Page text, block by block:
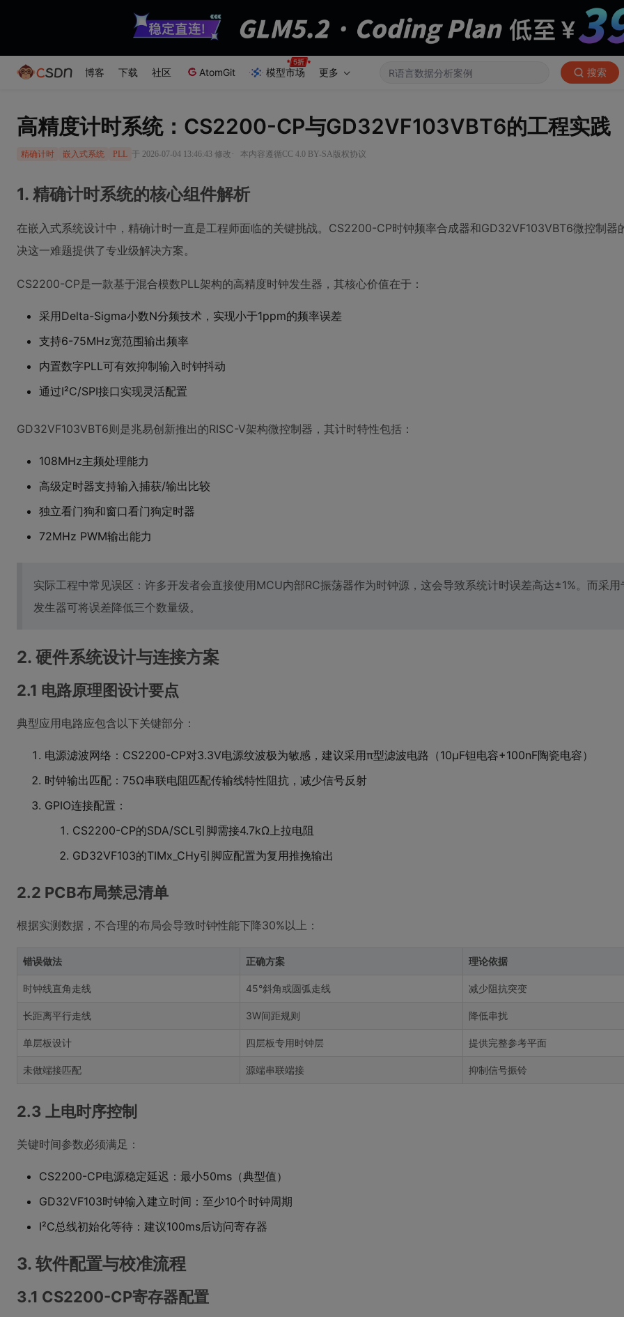
博客 下载 社区 AtomGit 模型市场 更多 搜索
高精度计时系统：CS2200-CP与GD32VF103VBT6的工程实践
精确计时 嵌入式系统 PLL 于 2026-07-04 13:46:43 修改 · 本内容遵循CC 4.0 BY-SA版权协议
1. 精确计时系统的核心组件解析
在嵌入式系统设计中，精确计时一直是工程师面临的关键挑战。CS2200-CP时钟频率合成器和GD32VF103VBT6微控制器
决这一难题提供了专业级解决方案。
CS2200-CP是一款基于混合模数PLL架构的高精度时钟发生器，其核心价值在于：
采用Delta-Sigma小数N分频技术，实现小于1ppm的频率误差
支持6-75MHz宽范围输出频率
内置数字PLL可有效抑制输入时钟抖动
通过I²C/SPI接口实现灵活配置
GD32VF103VBT6则是兆易创新推出的RISC-V架构微控制器，其计时特性包括：
108MHz主频处理能力
高级定时器支持输入捕获/输出比较
独立看门狗和窗口看门狗定时器
72MHz PWM输出能力
实际工程中常见误区：许多开发者会直接使用MCU内部RC振荡器作为时钟源，这会导致系统计时误差高达±1%。而采用
发生器可将误差降低三个数量级。
2. 硬件系统设计与连接方案
2.1 电路原理图设计要点
典型应用电路应包含以下关键部分：
电源滤波网络：CS2200-CP对3.3V电源纹波极为敏感，建议采用π型滤波电路（10μF钽电容+100nF陶瓷电容）
时钟输出匹配：75Ω串联电阻匹配传输线特性阻抗，减少信号反射
GPIO连接配置：
CS2200-CP的SDA/SCL引脚需接4.7kΩ上拉电阻
GD32VF103的TIMx_CHy引脚应配置为复用推挽输出
2.2 PCB布局禁忌清单
根据实测数据，不合理的布局会导致时钟性能下降30%以上：
错误做法 正确方案 理论依据
时钟线直角走线 45°斜角或圆弧走线 减少阻抗突变
长距离平行走线 3W间距规则 降低串扰
单层板设计 四层板专用时钟层 提供完整参考平面
未做端接匹配 源端串联端接 抑制信号振铃
2.3 上电时序控制
关键时间参数必须满足：
CS2200-CP电源稳定延迟：最小50ms（典型值）
GD32VF103时钟输入建立时间：至少10个时钟周期
I²C总线初始化等待：建议100ms后访问寄存器
3. 软件配置与校准流程
3.1 CS2200-CP寄存器配置